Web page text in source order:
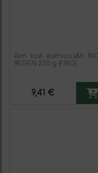
Alm. tost. eathica.s&h.
REGEN.250 g (FRIO)
9,41 €